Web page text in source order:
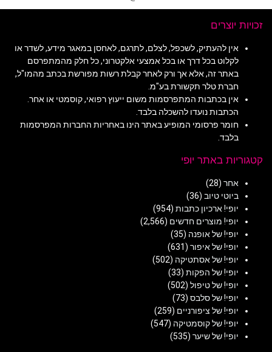
זכויות יוצרים
אין להעתיק, לשכפל, לצלם, לתרגם, לאחסן במאגר מידע, לשדר או
לקלוט בכל דרך או בכל אמצעי אלקטרוני, כל חלק מהמתפרסם
באתר זה, אלא אך ורק לאחר קבלת רשות מפורשת בכתב מהמו"ל,
חברת טלר תקשורת בע"מ.
אין בכתבות המתפרסמות משום ייעוץ רפואי, קוסמטי או אחר.
הכתבות נועדו להשכלה בלבד.
חומר פרסומי המופיע באתר הינו באחריות החברות המפרסמות
בלבד.
קטגוריות באתר יופי
אחר (28)
ביוטי טיוב (36)
יופי! ארכיון כתבות (954)
יופי! מוצרים חדשים (2,566)
יופי! של אופנה (35)
יופי! של איפור (631)
יופי! של אסתטיקה (502)
יופי! של הפקות (33)
יופי! של טיפול (502)
יופי! של סלבס (73)
יופי! של ציפורניים (259)
יופי! של קוסמטיקה (547)
יופי! של שיער (535)